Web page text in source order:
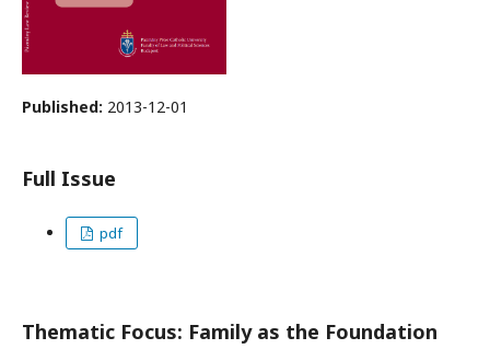
Published: 2013-12-01
Full Issue
pdf
Thematic Focus: Family as the Foundation